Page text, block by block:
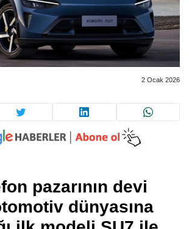
2 Ocak 2026
pazarının devi
dünyasına